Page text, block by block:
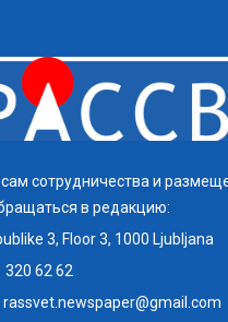
сотрудничества и
в редакцию:
3, Floor 3, 1000 Ljubljana
320 62 62
rassvet.newspaper@gmail.com